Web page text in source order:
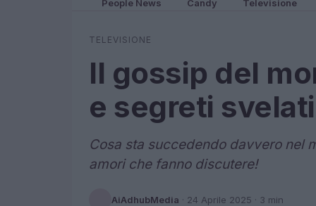
People News Candy Televisione
TELEVISIONE
Il gossip del
e segreti svelati
Cosa sta succedendo davvero nel
amori che fanno discutere!
AiAdhubMedia · 24 Aprile 2025 · 3 min